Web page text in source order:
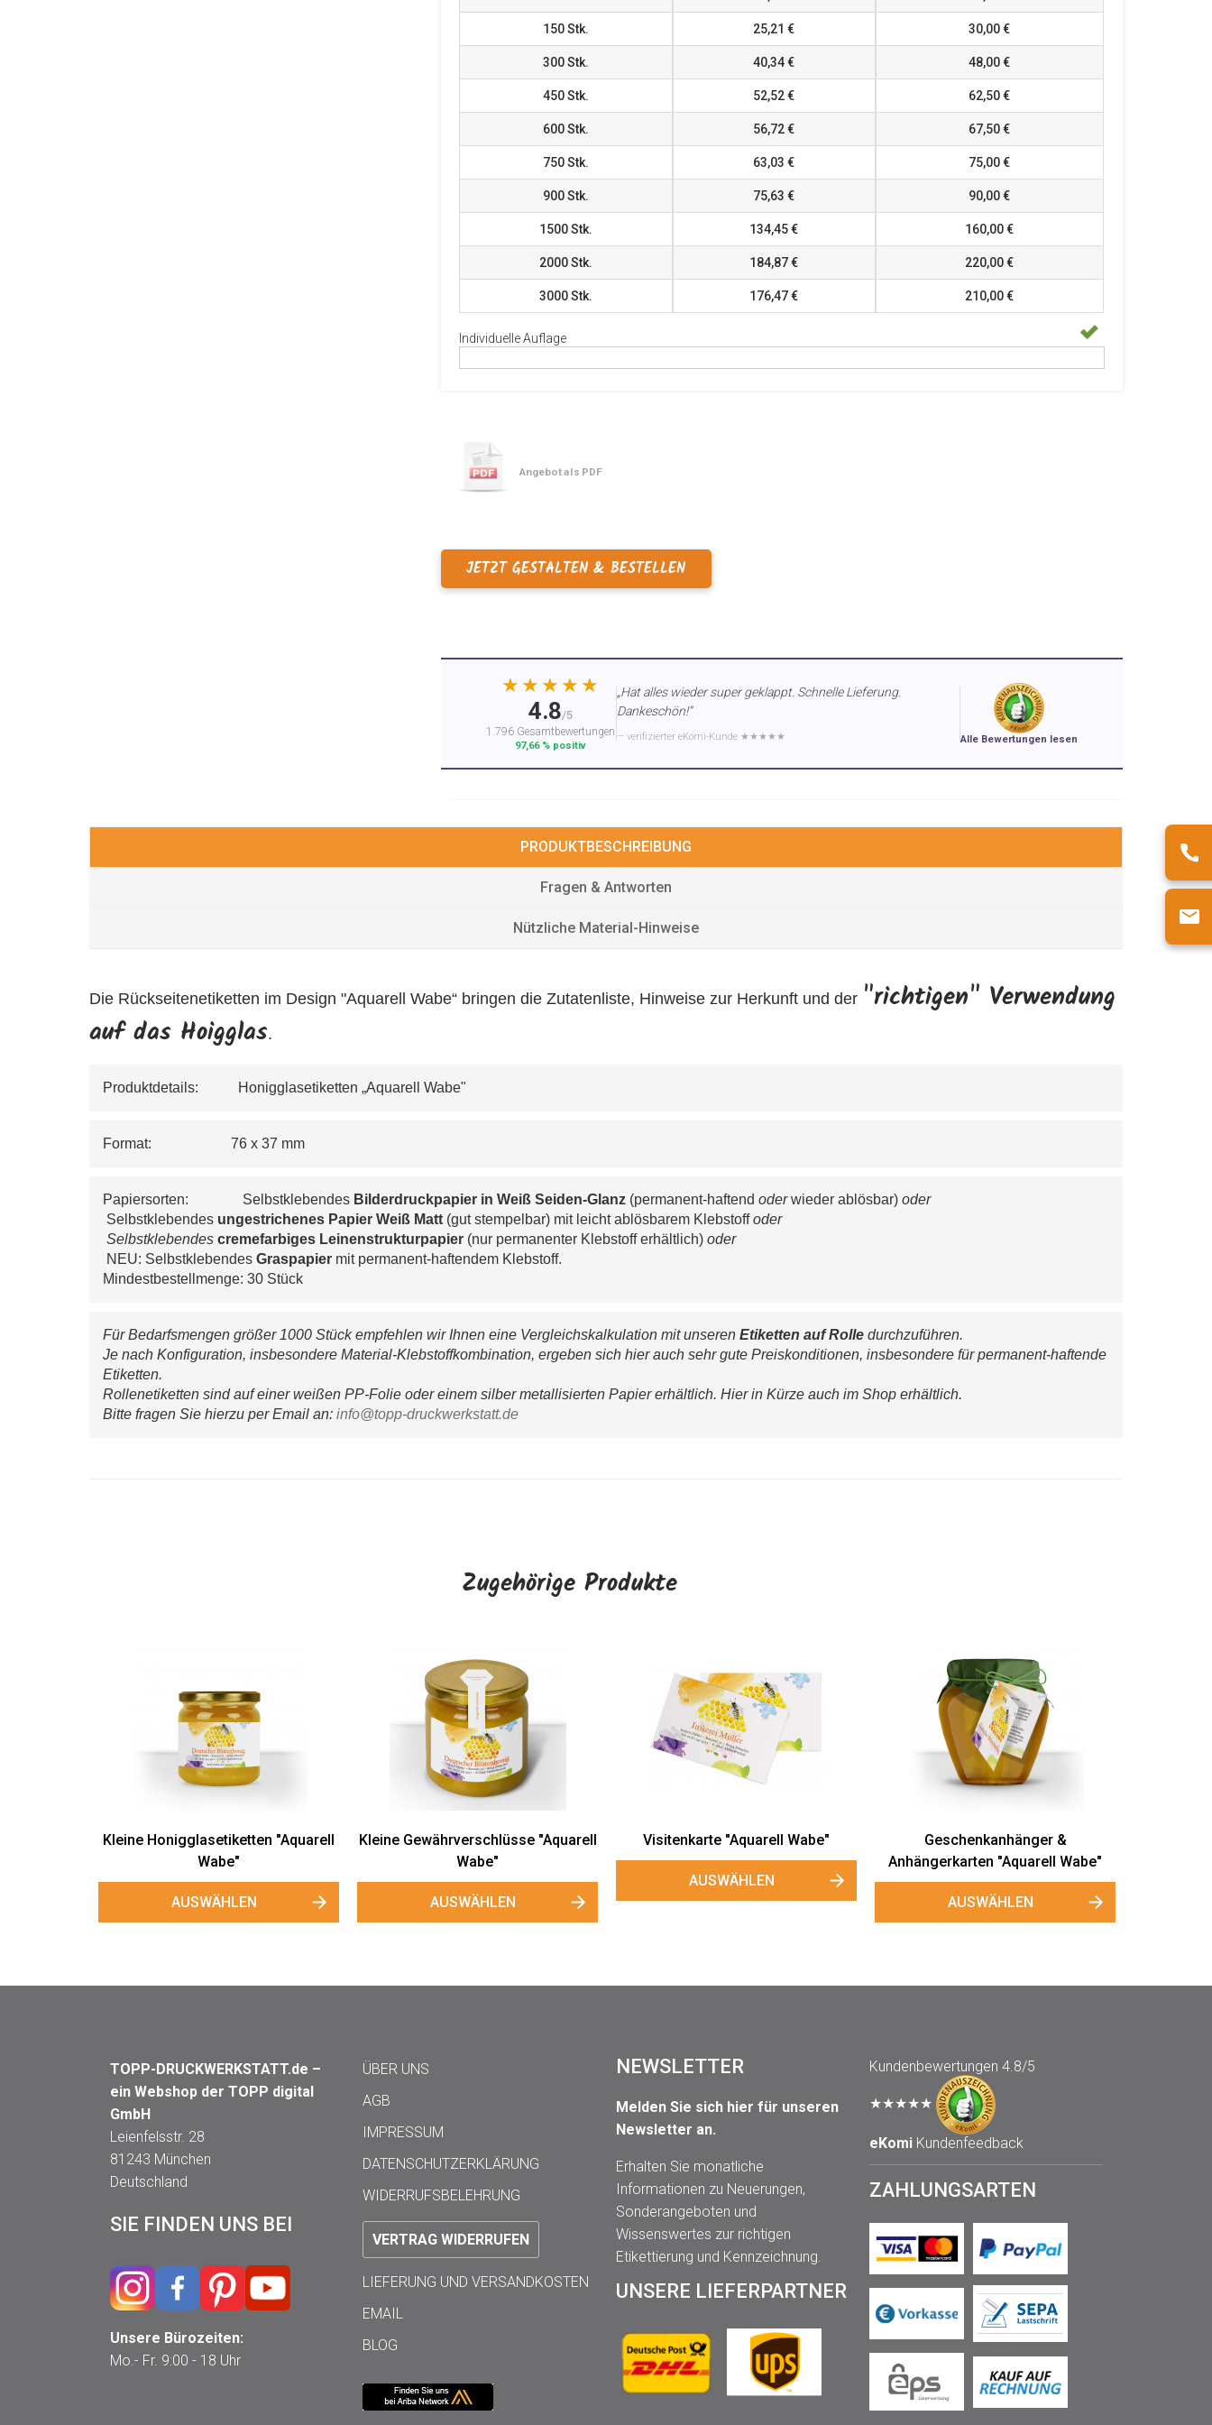
150Stk. 25,21 € 30,00 €
300Stk. 40,34 € 48,00 €
450Stk. 52,52 € 62,50 €
600Stk. 56,72 € 67,50 €
750Stk. 63,03 € 75,00 €
900Stk. 75,63 € 90,00 €
1500Stk. 134,45 € 160,00 €
2000Stk. 184,87 € 220,00 €
3000Stk. 176,47 € 210,00 €
Individuelle Auflage
Angebot als PDF
JETZT GESTALTEN & BESTELLEN
★★★★★
4.8/5
1.796 Gesamtbewertungen
97,66 % positiv
„Hat alles wieder super geklappt. Schnelle Lieferung.
Dankeschön!“
— verifizierter eKomi-Kunde ★★★★★ Alle Bewertungen lesen
PRODUKTBESCHREIBUNG
Fragen & Antworten
Nützliche Material-Hinweise
Die Rückseitenetiketten im Design "Aquarell Wabe“ bringen die Zutatenliste, Hinweise zur Herkunft und der "richtigen" Verwendung
auf das Hoigglas.
Produktdetails:           Honigglasetiketten „Aquarell Wabe"
Format:                      76 x 37 mm
Papiersorten:               Selbstklebendes Bilderdruckpapier in Weiß Seiden-Glanz (permanent-haftend oder wieder ablösbar) oder
Selbstklebendes ungestrichenes Papier Weiß Matt (gut stempelbar) mit leicht ablösbarem Klebstoff oder
Selbstklebendes cremefarbiges Leinenstrukturpapier (nur permanenter Klebstoff erhältlich) oder
NEU: Selbstklebendes Graspapier mit permanent-haftendem Klebstoff.
Mindestbestellmenge: 30 Stück
Für Bedarfsmengen größer 1000 Stück empfehlen wir Ihnen eine Vergleichskalkulation mit unseren Etiketten auf Rolle durchzuführen.
Je nach Konfiguration, insbesondere Material-Klebstoffkombination, ergeben sich hier auch sehr gute Preiskonditionen, insbesondere für permanent-haftende
Etiketten.
Rollenetiketten sind auf einer weißen PP-Folie oder einem silber metallisierten Papier erhältlich. Hier in Kürze auch im Shop erhältlich.
Bitte fragen Sie hierzu per Email an: info@topp-druckwerkstatt.de
Zugehörige Produkte
Kleine Honigglasetiketten "Aquarell
Wabe"
AUSWÄHLEN
Kleine Gewährverschlüsse "Aquarell
Wabe"
AUSWÄHLEN
Visitenkarte "Aquarell Wabe"
AUSWÄHLEN
Geschenkanhänger &
Anhängerkarten "Aquarell Wabe"
AUSWÄHLEN
TOPP-DRUCKWERKSTATT.de –
ein Webshop der TOPP digital
GmbH
Leienfelsstr. 28
81243 München
Deutschland
SIE FINDEN UNS BEI
Unsere Bürozeiten:
Mo.- Fr. 9:00 - 18 Uhr
ÜBER UNS
AGB
IMPRESSUM
DATENSCHUTZERKLÄRUNG
WIDERRUFSBELEHRUNG
VERTRAG WIDERRUFEN
LIEFERUNG UND VERSANDKOSTEN
EMAIL
BLOG
NEWSLETTER
Melden Sie sich hier für unseren
Newsletter an.
Erhalten Sie monatliche
Informationen zu Neuerungen,
Sonderangeboten und
Wissenswertes zur richtigen
Etikettierung und Kennzeichnung.
UNSERE LIEFERPARTNER
Kundenbewertungen 4.8/5
★★★★★
eKomiKundenfeedback
ZAHLUNGSARTEN